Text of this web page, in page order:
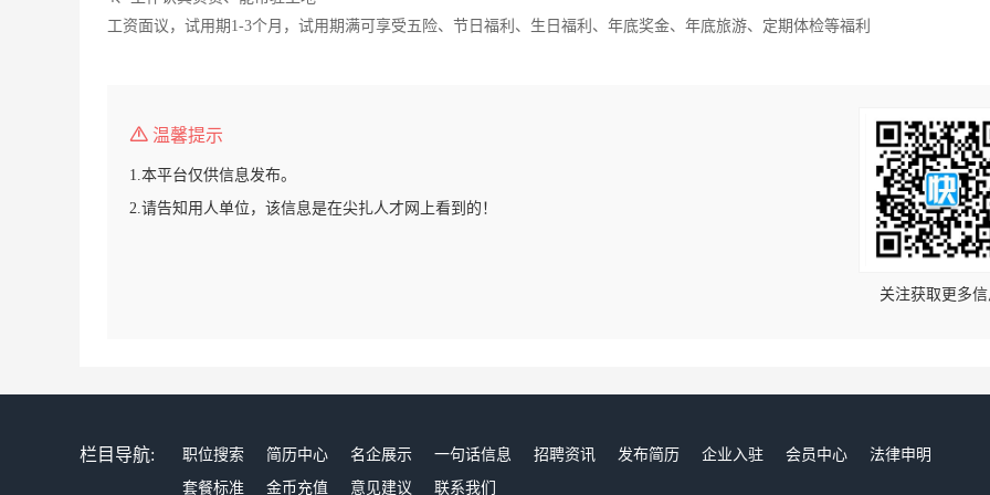
工资面议，试用期1-3个月，试用期满可享受五险、节日福利、生日福利、年底奖金、年底旅游、定期体检等福利
温馨提示
1.本平台仅供信息发布。
2.请告知用人单位，该信息是在尖扎人才网上看到的！
关注获取更多
栏目导航: 职位搜索 简历中心 名企展示 一句话信息 招聘资讯 发布简历 企业入驻 会员中心
法律申明
套餐标准
金币充值 意见建议 联系我们